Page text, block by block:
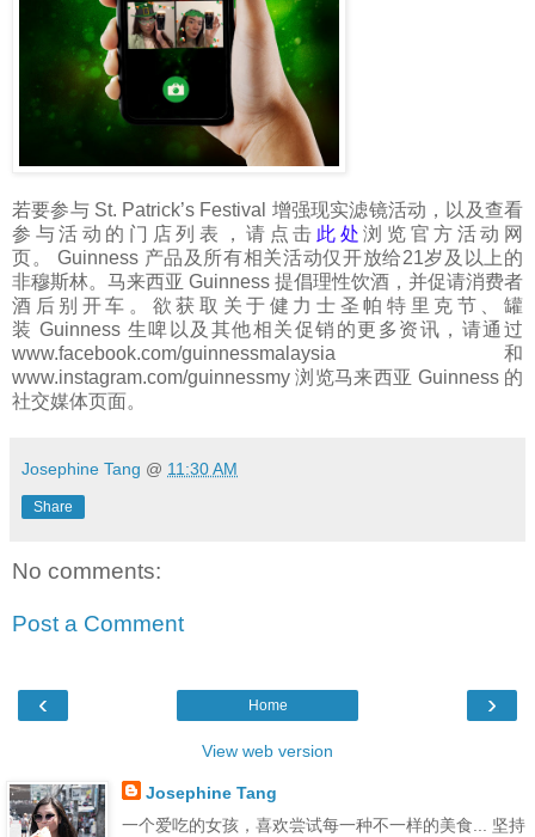
若要参与 St. Patrick’s Festival 增强现实滤镜活动，以及查看
参与活动的门店列表，请点击 此处浏览官方活动网
页。
Guinness 产品及所有相关活动仅开放给21岁及以上的
非穆斯林。马来西亚 Guinness 提倡理性饮酒，并促请消费者
酒后别开车。欲获取关于健力士圣帕特里克节、罐
装 Guinness 生啤以及其他相关促销的更多资讯，请通过
www.facebook.com/guinnessmalaysia 和
www.instagram.com/guinnessmy 浏览马来西亚 Guinness 的
社交媒体页面。
Josephine Tang @ 11:30 AM
Share
No comments:
Post a Comment
‹ ›
Home
View web version
Josephine Tang
一个爱吃的女孩，喜欢尝试每一种不一样的美食... 坚持